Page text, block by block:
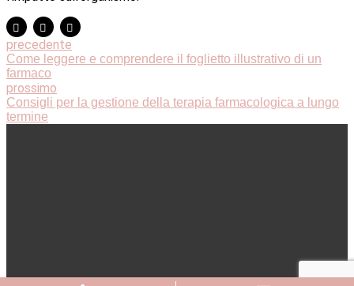
precedente
Come leggere e comprendere il foglietto illustrativo di un
farmaco
prossimo
Consigli per la gestione della terapia farmacologica a lungo
termine
sui cookie